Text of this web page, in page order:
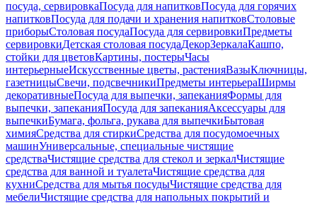
посуда, сервировкаПосуда для напитковПосуда для горячих
напитковПосуда для подачи и хранения напитковСтоловые
приборыСтоловая посудаПосуда для сервировкиПредметы
сервировкиДетская столовая посудаДекорЗеркалаКашпо,
стойки для цветовКартины, постерыЧасы
интерьерныеИскусственные цветы, растенияВазыКлючницы,
газетницыСвечи, подсвечникиПредметы интерьераШирмы
декоративныеПосуда для выпечки, запеканияФормы для
выпечки, запеканияПосуда для запеканияАксессуары для
выпечкиБумага, фольга, рукава для выпечкиБытовая
химияСредства для стиркиСредства для посудомоечных
машинУниверсальные, специальные чистящие
средстваЧистящие средства для стекол и зеркалЧистящие
средства для ванной и туалетаЧистящие средства для
кухниСредства для мытья посудыЧистящие средства для
мебелиЧистящие средства для напольных покрытий и